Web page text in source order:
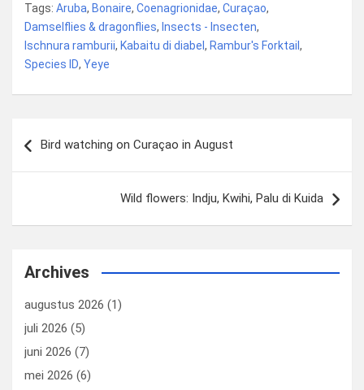
ce
b
o
o
ke
dI
n
er
es
ail st
o
o
e
n
Tags: Aruba, Bonaire, Coenagrionidae, Curaçao,
Damselflies & dragonflies, Insects - Insecten,
Ischnura ramburii, Kabaitu di diabel, Rambur's Forktail,
Species ID, Yeye
navigatie
Bird watching on Curaçao in August
Wild flowers: Indju, Kwihi, Palu di Kuida
Archives
augustus 2026 (1)
juli 2026 (5)
juni 2026 (7)
mei 2026 (6)